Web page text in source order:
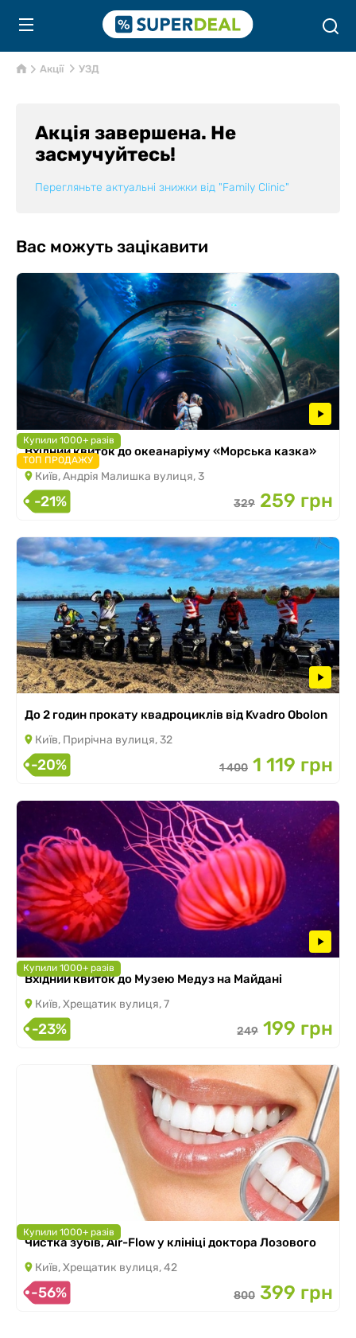
Акції УЗД
Акція завершена. Не
засмучуйтесь!
Перегляньте актуальні знижки від "Family Clinic"
Вас можуть зацікавити
Купили 1000+ разів
ТОП ПРОДАЖУ
Вхідний квиток до океанаріуму «Морська казка»
Київ, Андрія Малишка вулиця, 3
-21% 329 259 грн
До 2 годин прокату квадроциклів від Kvadro Obolon
Київ, Прирічна вулиця, 32
-20% 1 400 1 119 грн
Купили 1000+ разів
Вхідний квиток до Музею Медуз на Майдані
Київ, Хрещатик вулиця, 7
-23% 249 199 грн
Купили 1000+ разів
Чистка зубів, Air-Flow у клініці доктора Лозового
Київ, Хрещатик вулиця, 42
-56% 800 399 грн